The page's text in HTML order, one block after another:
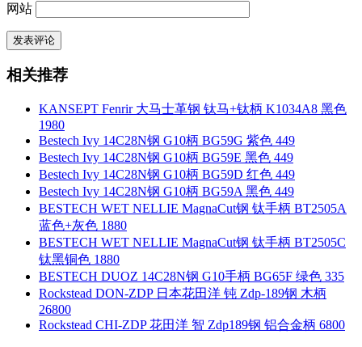
网站
相关推荐
KANSEPT Fenrir 大马士革钢 钛马+钛柄 K1034A8 黑色
1980
Bestech Ivy 14C28N钢 G10柄 BG59G 紫色 449
Bestech Ivy 14C28N钢 G10柄 BG59E 黑色 449
Bestech Ivy 14C28N钢 G10柄 BG59D 红色 449
Bestech Ivy 14C28N钢 G10柄 BG59A 黑色 449
BESTECH WET NELLIE MagnaCut钢 钛手柄 BT2505A
蓝色+灰色 1880
BESTECH WET NELLIE MagnaCut钢 钛手柄 BT2505C
钛黑铜色 1880
BESTECH DUOZ 14C28N钢 G10手柄 BG65F 绿色 335
Rockstead DON-ZDP 日本花田洋 钝 Zdp-189钢 木柄
26800
Rockstead CHI-ZDP 花田洋 智 Zdp189钢 铝合金柄 6800